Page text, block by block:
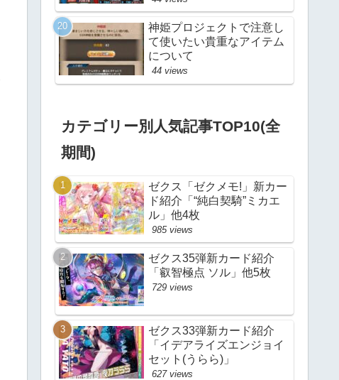
神姫プロジェクトで注意し
て使いたい貴重なアイテム
について
44 views
カテゴリー別人気記事TOP10(全
期間)
ゼクス「ゼクメモ!」新カー
ド紹介「“純白契騎”ミカエ
ル」他4枚
985 views
ゼクス35弾新カード紹介
「叡智極点 ソル」他5枚
729 views
ゼクス33弾新カード紹介
「イデアライズエンジョイ
セット(うらら)」
627 views